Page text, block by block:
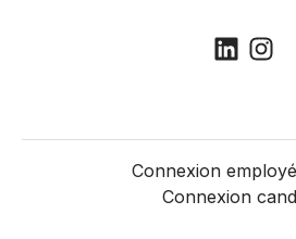
Connexion employé
Connexion